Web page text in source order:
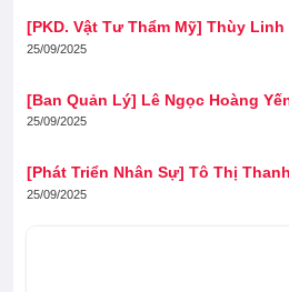
[PKD. Vật Tư Thẩm Mỹ] Thùy Linh
25/09/2025
[Ban Quản Lý] Lê Ngọc Hoàng
25/09/2025
[Phát Triển Nhân Sự] Tô Thị
25/09/2025